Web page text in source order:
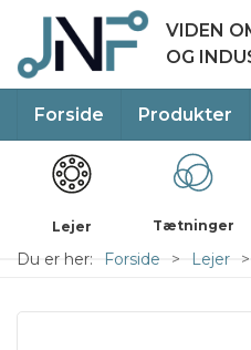
VIDEN
OG
Forside Produkter
Lejer Tætninger
Du er her: Forside Lejer